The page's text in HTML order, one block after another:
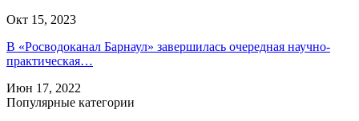
Окт 15, 2023
В «Росводоканал Барнаул» завершилась очередная научно-
практическая…
Июн 17, 2022
Популярные категории